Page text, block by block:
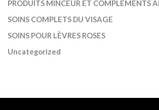
PRODUITS MINCEUR ET COMPLEMENTS
SOINS COMPLETS DU VISAGE
SOINS POUR LÈVRES ROSES
Uncategorized